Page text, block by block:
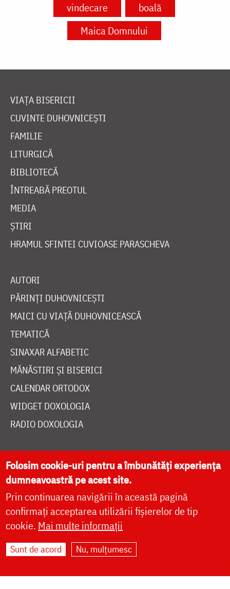
vindecare
boală
Maica Domnului
VIAȚA BISERICII
CUVINTE DUHOVNICEȘTI
FAMILIE
LITURGICĂ
BIBLIOTECĂ
ÎNTREABĂ PREOTUL
MEDIA
ȘTIRI
HRAMUL SFINTEI CUVIOASE PARASCHEVA
AUTORI
PĂRINȚI DUHOVNICEȘTI
MAICI CU VIAȚĂ DUHOVNICEASCĂ
TEMATICĂ
SINAXAR ALFABETIC
MĂNĂSTIRI ȘI BISERICI
CALENDAR ORTODOX
WIDGET DOXOLOGIA
RADIO DOXOLOGIA
DESPRE NOI
POLITICA DE COOKIES
DONEAZĂ ONLINE PENTRU CATEDRALA NAȚIONALĂ
Folosim cookie-uri pentru a îmbunătăți experiența
dumneavoastră pe acest site.
Prin continuarea navigării în această pagină
confirmați acceptarea utilizării fișierelor de tip
cookie. Mai multe informații
Sunt de acord Nu, mulțumesc